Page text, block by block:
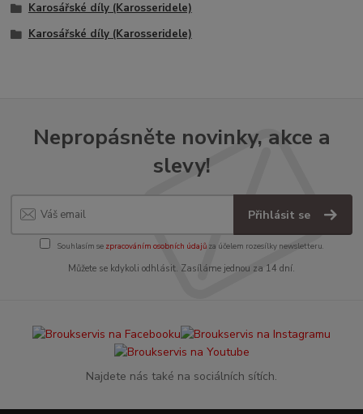
Karosářské díly (Karosseridele)
Karosářské díly (Karosseridele)
Nepropásněte novinky, akce a
slevy!
Přihlásit se
Souhlasím se zpracováním osobních údajůza účelem rozesílky newsletteru.
Můžete se kdykoli odhlásit. Zasíláme jednou za 14 dní.
Najdete nás také na sociálních sítích.